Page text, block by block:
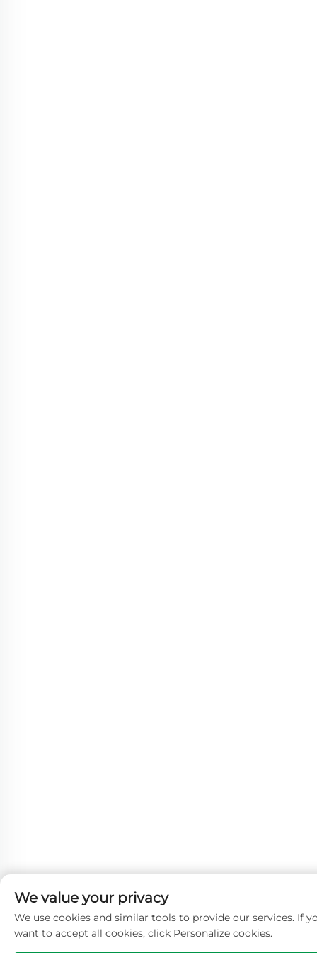
We value your privacy
We use cookies and similar tools to provide our services. If
want to accept all cookies, click Personalize cookies.